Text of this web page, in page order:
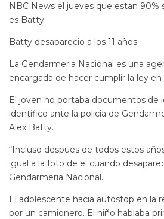
NBC News el jueves que estan 90%
es Batty.
Batty desaparecio a los 11 años.
La Gendarmeria Nacional es una
encargada de hacer cumplir la ley en
El joven no portaba documentos de
identifico ante la policia de
Alex Batty.
“Incluso despues de todos estos
igual a la foto de el cuando
Gendarmeria Nacional.
El adolescente hacia autostop en la
por un camionero. El niño hablaba